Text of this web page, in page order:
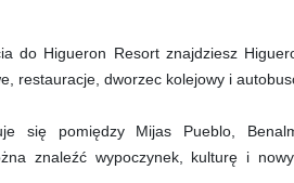
do Higueron Resort znajdziesz
restauracje, dworzec kolejowy i
się pomiędzy Mijas Pueblo,
znaleźć wypoczynek, kulturę i